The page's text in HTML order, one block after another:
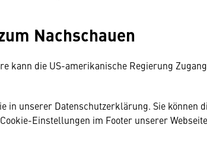
Nachschauen
mitunter mit US-amerikanischen
kann die US-amerikanische Regierung
in unserer Datenschutzerklärung. Sie können
Einstellungen im Footer unserer